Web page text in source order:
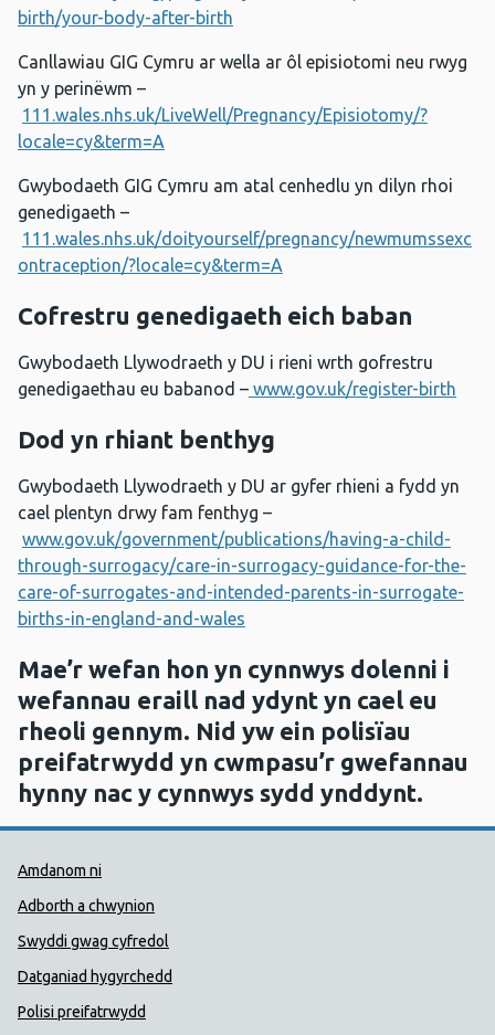
birth/your-body-after-birth
Canllawiau GIG Cymru ar wella ar ôl episiotomi neu rwyg
yn y perinëwm –
111.wales.nhs.uk/LiveWell/Pregnancy/Episiotomy/?
locale=cy&term=A
Gwybodaeth GIG Cymru am atal cenhedlu yn dilyn rhoi
genedigaeth –
111.wales.nhs.uk/doityourself/pregnancy/newmumssexc
ontraception/?locale=cy&term=A
Cofrestru genedigaeth eich baban
Gwybodaeth Llywodraeth y DU i rieni wrth gofrestru
genedigaethau eu babanod – www.gov.uk/register-birth
Dod yn rhiant benthyg
Gwybodaeth Llywodraeth y DU ar gyfer rhieni a fydd yn
cael plentyn drwy fam fenthyg –
www.gov.uk/government/publications/having-a-child-
through-surrogacy/care-in-surrogacy-guidance-for-the-
care-of-surrogates-and-intended-parents-in-surrogate-
births-in-england-and-wales
Mae’r wefan hon yn cynnwys dolenni i
wefannau eraill nad ydynt yn cael eu
rheoli gennym. Nid yw ein polisïau
preifatrwydd yn cwmpasu’r gwefannau
hynny nac y cynnwys sydd ynddynt.
Dolenni Cymorth Iechyd
Amdanom ni
Adborth a chwynion
Swyddi gwag cyfredol
Datganiad hygyrchedd
Polisi preifatrwydd